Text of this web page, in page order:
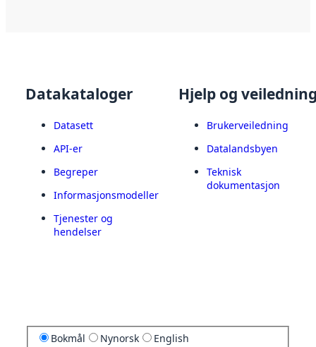
Datakataloger
Datasett
API-er
Begreper
Informasjonsmodeller
Tjenester og
hendelser
Hjelp og
Brukerveiledning
Datalandsbyen
Teknisk
dokumentasjon
Bokmål Nynorsk English